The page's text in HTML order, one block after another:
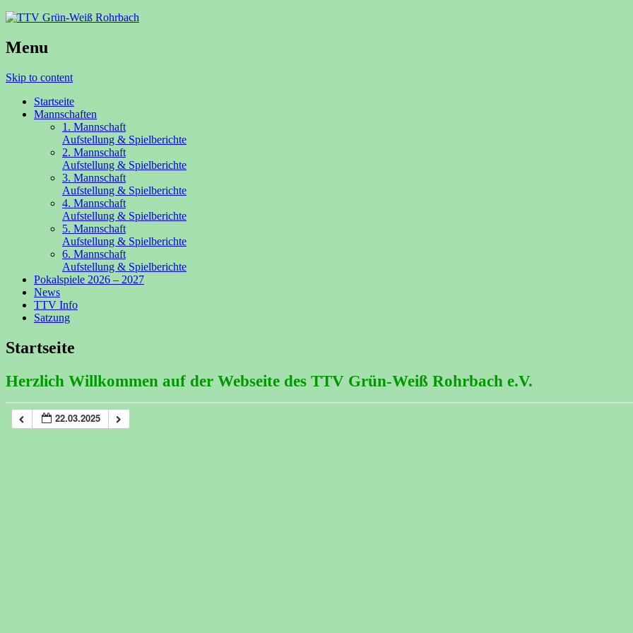
Menu
Skip to content
Startseite
Mannschaften
1. Mannschaft
Aufstellung & Spielberichte
2. Mannschaft
Aufstellung & Spielberichte
3. Mannschaft
Aufstellung & Spielberichte
4. Mannschaft
Aufstellung & Spielberichte
5. Mannschaft
Aufstellung & Spielberichte
6. Mannschaft
Aufstellung & Spielberichte
Pokalspiele 2026 – 2027
News
TTV Info
Satzung
Startseite
Herzlich Willkommen auf der Webseite des TTV Grün-Weiß Rohrbach e.V.
22.03.2025